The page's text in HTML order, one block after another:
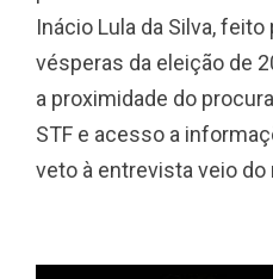
Inácio Lula da Silva, feito
vésperas da eleição de
a proximidade do
STF e acesso a
veto à entrevista veio do